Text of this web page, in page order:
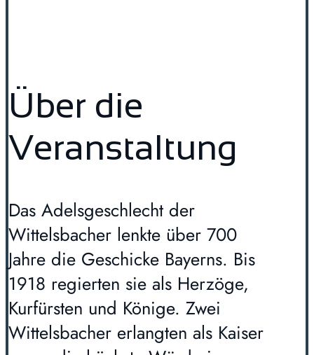
Über die
Veranstaltung
Das Adelsgeschlecht der
Wittelsbacher lenkte über 700
Jahre die Geschicke Bayerns. Bis
1918 regierten sie als Herzöge,
Kurfürsten und Könige. Zwei
Wittelsbacher erlangten als Kaiser